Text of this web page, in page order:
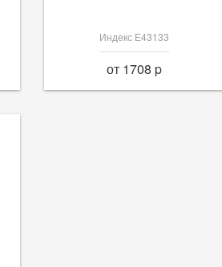
Индекс Е43133
от 1708 p